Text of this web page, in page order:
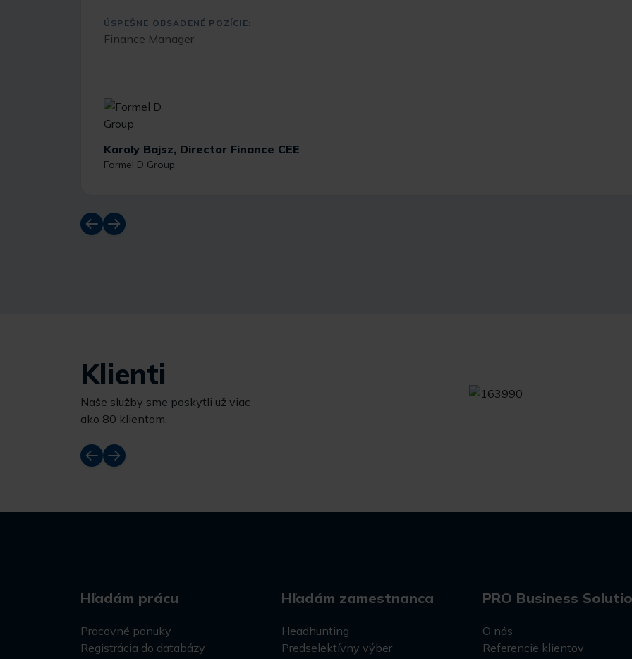
ÚSPEŠNE OBSADENÉ POZÍCIE:
Finance Manager
Karoly Bajsz, Director Finance CEE
Formel D Group
Klienti
Naše služby sme poskytli už viac
ako 80 klientom.
Hľadám prácu
Pracovné ponuky
Registrácia do databázy
Hľadám zamestnanca
Headhunting
Predselektívny výber
PRO Business
O nás
Referencie klientov